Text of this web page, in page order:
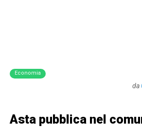
Economia
da
Asta pubblica nel